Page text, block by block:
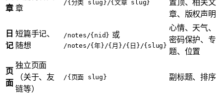
章 章
/{分类 slug}/{文章 slug}
章、版权声明
日
记
短篇手记、
随想
/notes/{nid} 或
/notes/{年}/{月}/{日}/{slug}
心情、天气、
密码保护、专
题、位置
页
面
独立页面
（关于、友
链等）
/{页面 slug} 副标题、排序